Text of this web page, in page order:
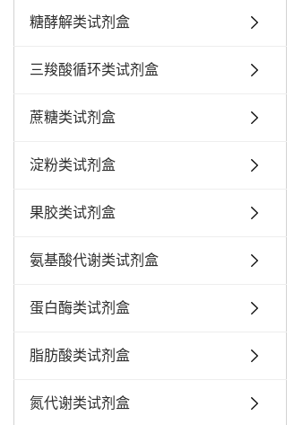
糖酵解类试剂盒
三羧酸循环类试剂盒
蔗糖类试剂盒
淀粉类试剂盒
果胶类试剂盒
氨基酸代谢类试剂盒
蛋白酶类试剂盒
脂肪酸类试剂盒
氮代谢类试剂盒